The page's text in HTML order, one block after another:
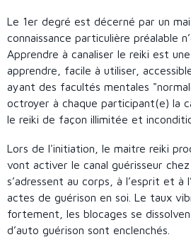
Le 1er degré est décerné par un
connaissance particulière préalable
Apprendre à canaliser le reiki est
apprendre, facile à utiliser,
ayant des facultés mentales
octroyer à chaque participant(e) la
le reiki de façon illimitée et
Lors de l'initiation, le maitre reiki
vont activer le canal guérisseur chez
s’adressent au corps, à l’esprit et à
actes de guérison en soi. Le taux
fortement, les blocages se
d’auto guérison sont enclenchés.